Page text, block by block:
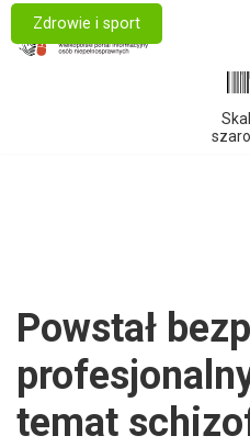
Przejdź
Powstał
temat
Zdrowie i sport